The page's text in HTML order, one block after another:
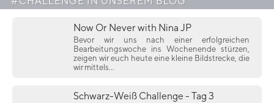
Now Or Never with Nina JP
Bevor wir uns nach einer erfolgreichen
Bearbeitungswoche ins Wochenende stürzen,
zeigen wir euch heute eine kleine Bildstrecke, die
wir mittels...
Schwarz-Weiß Challenge - Tag 3